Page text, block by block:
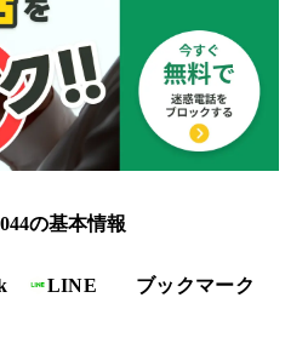
の基本情報
LINE
ブックマーク